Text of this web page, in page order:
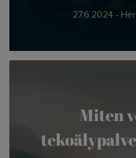
27.6.2024 -
Miten
- Herkko